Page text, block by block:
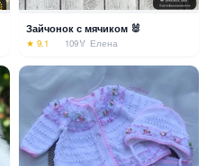
Зайчонок с мячиком 🐰
★ 9.1 109🏅 Елена